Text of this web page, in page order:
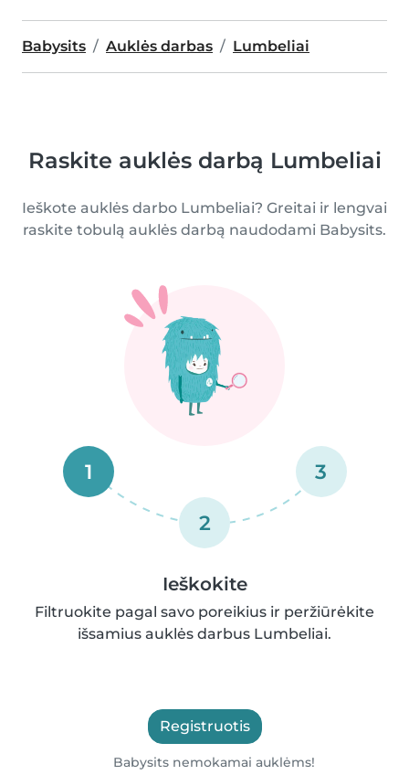
Babysits Auklės darbas Lumbeliai
Raskite auklės darbą Lumbeliai
Ieškote auklės darbo Lumbeliai? Greitai ir lengvai
raskite tobulą auklės darbą naudodami Babysits.
1
2
3
Ieškokite
Filtruokite pagal savo poreikius ir peržiūrėkite
išsamius auklės darbus Lumbeliai.
Registruotis
Babysits nemokamai auklėms!